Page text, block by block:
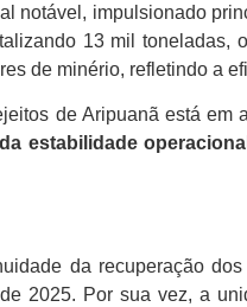
notável, impulsionado
13 mil toneladas,
de minério, refletindo a
de Aripuanã está
estabilidade operacional
da recuperação dos
2025. Por sua vez, a